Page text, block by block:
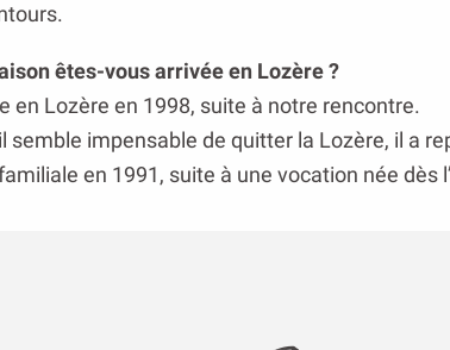
êtes-vous arrivée en Lozère ?
en Lozère en 1998, suite à notre rencontre.
semble impensable de quitter la Lozère, il a
en 1991, suite à une vocation née dès